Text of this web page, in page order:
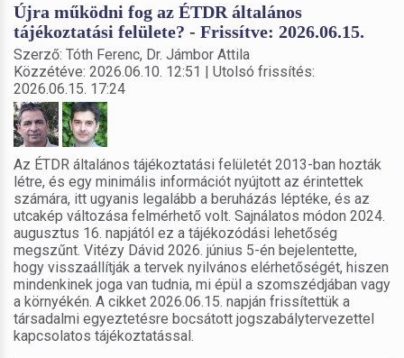
Újra működni fog az ÉTDR általános
tájékoztatási felülete? - Frissítve: 2026.06.15.
Szerző: Tóth Ferenc, Dr. Jámbor Attila
Közzétéve: 2026.06.10. 12:51 | Utolsó frissítés:
2026.06.15. 17:24
Az ÉTDR általános tájékoztatási felületét 2013-ban hozták
létre, és egy minimális információt nyújtott az érintettek
számára, itt ugyanis legalább a beruházás léptéke, és az
utcakép változása felmérhető volt. Sajnálatos módon 2024.
augusztus 16. napjától ez a tájékozódási lehetőség
megszűnt. Vitézy Dávid 2026. június 5-én bejelentette,
hogy visszaállítják a tervek nyilvános elérhetőségét, hiszen
mindenkinek joga van tudnia, mi épül a szomszédjában vagy
a környékén. A cikket 2026.06.15. napján frissítettük a
társadalmi egyeztetésre bocsátott jogszabálytervezettel
kapcsolatos tájékoztatással.